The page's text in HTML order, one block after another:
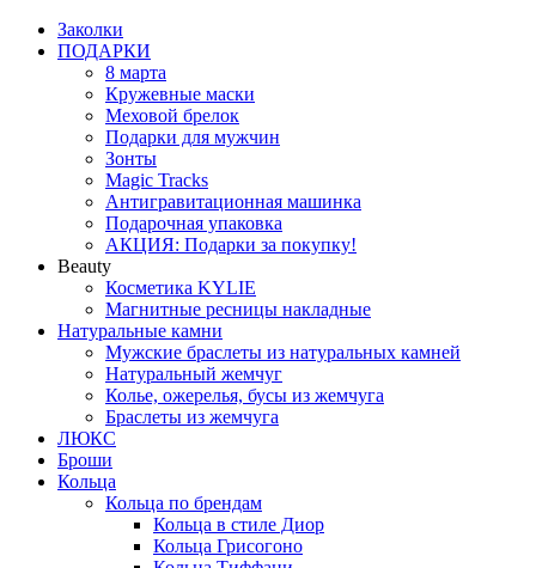
Заколки
ПОДАРКИ
8 марта
Кружевные маски
Меховой брелок
Подарки для мужчин
Зонты
Magic Tracks
Антигравитационная машинка
Подарочная упаковка
АКЦИЯ: Подарки за покупку!
Beauty
Косметика KYLIE
Магнитные ресницы накладные
Натуральные камни
Мужские браслеты из натуральных камней
Натуральный жемчуг
Колье, ожерелья, бусы из жемчуга
Браслеты из жемчуга
ЛЮКС
Броши
Кольца
Кольца по брендам
Кольца в стиле Диор
Кольца Грисогоно